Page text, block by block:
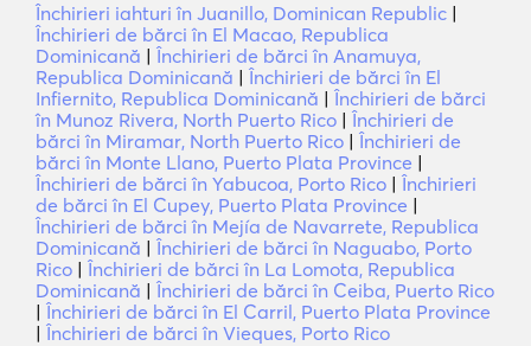
Închirieri iahturi în Juanillo, Dominican Republic |
Închirieri de bărci în El Macao, Republica
Dominicană | Închirieri de bărci în Anamuya,
Republica Dominicană | Închirieri de bărci în El
Infiernito, Republica Dominicană | Închirieri de bărci
în Munoz Rivera, North Puerto Rico | Închirieri de
bărci în Miramar, North Puerto Rico | Închirieri de
bărci în Monte Llano, Puerto Plata Province |
Închirieri de bărci în Yabucoa, Porto Rico | Închirieri
de bărci în El Cupey, Puerto Plata Province |
Închirieri de bărci în Mejía de Navarrete, Republica
Dominicană | Închirieri de bărci în Naguabo, Porto
Rico | Închirieri de bărci în La Lomota, Republica
Dominicană | Închirieri de bărci în Ceiba, Puerto Rico
| Închirieri de bărci în El Carril, Puerto Plata Province
| Închirieri de bărci în Vieques, Porto Rico